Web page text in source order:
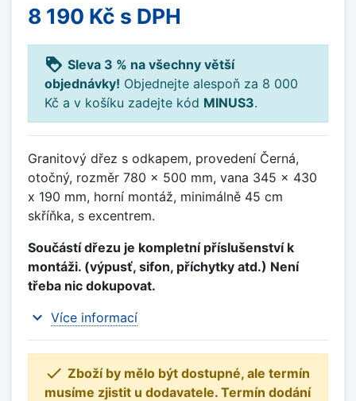
8 190 Kč s DPH
loyalty Sleva 3 % na všechny větší
objednávky! Objednejte alespoň za 8 000
Kč a v košíku zadejte kód MINUS3.
Granitový dřez s odkapem, provedení Černá,
otočný, rozměr 780 x 500 mm, vana 345 x 430
x 190 mm, horní montáž, minimálně 45 cm
skříňka, s excentrem.
Součástí dřezu je kompletní příslušenství k
montáži. (výpusť, sifon, příchytky atd.) Není
třeba nic dokupovat.
expand_more Více informací
 Zboží by mělo být dostupné, ale termín
musíme zjistit u dodavatele. Termín dodání